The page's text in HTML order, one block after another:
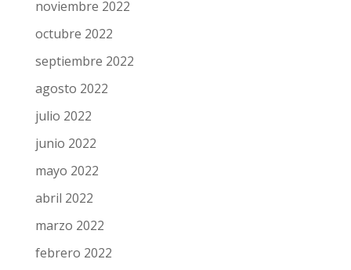
noviembre 2022
octubre 2022
septiembre 2022
agosto 2022
julio 2022
junio 2022
mayo 2022
abril 2022
marzo 2022
febrero 2022